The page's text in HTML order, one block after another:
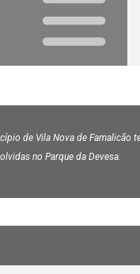
de Vila Nova de Famalicão
no Parque da Devesa.